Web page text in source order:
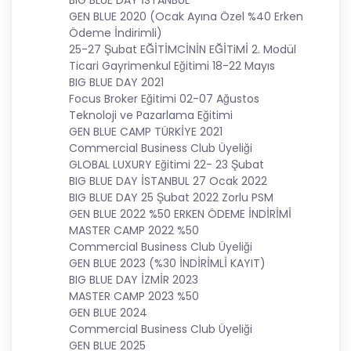
5. İlgili Mevzuatta Öngörülen veya İşlendikleri
Amaç İçin Gerekli Olan Süre Kadar Muhafaza
CB Gayrimenkul Franchising Pazarlama ve
Danışmanlık Hizmetleri A.Ş. Türk Ceza Kanunu’nun
138. maddesine ve KVK Kanunu’nun 4. ve 7.
maddelerine uygun olarak; işledikleri kişisel verileri,
yalnızca ilgili mevzuat ve kanunlarda öngörülen
veya kişisel veri işleme amacının gerektirdiği süre
kadar muhafaza edecektir. CB Gayrimenkul
Franchising Pazarlama ve Danışmanlık Hizmetleri
A.Ş. öncelikle ilgili mevzuatta kişisel verilerin
saklanması için bir süre öngörülüp
öngörülmediğini tespit edecek, bir süre
belirlenmişse bu süreye uygun davranacak, bir
süre belirlenmemişse kişisel verileri işlendikleri
amaç için gerekli olan süre kadar muhafaza
edecektir. Sürenin bitimi veya işlenmesini
gerektiren sebeplerin ortadan kalkması halinde
kişisel veriler CB CB Gayrimenkul Franchising
Pazarlama ve Danışmanlık Hizmetleri A.Ş.
GEN BLUE 2020 (Ocak Ayına Özel %40 Erken
Ödeme İndirimli)
25-27 Şubat EĞİTİMCİNİN EĞİTiMİ 2. Modül
Ticari Gayrimenkul Eğitimi 18-22 Mayıs
BIG BLUE DAY 2021
Focus Broker Eğitimi 02-07 Ağustos
Teknoloji ve Pazarlama Eğitimi
GEN BLUE CAMP TÜRKİYE 2021
Commercial Business Club Üyeliği
GLOBAL LUXURY Eğitimi 22- 23 Şubat
BIG BLUE DAY İSTANBUL 27 Ocak 2022
BIG BLUE DAY 25 Şubat 2022 Zorlu PSM
GEN BLUE 2022 %50 ERKEN ÖDEME İNDİRİMİ
MASTER CAMP 2022 %50
Commercial Business Club Üyeliği
GEN BLUE 2023 (%30 İNDİRİMLİ KAYIT)
BIG BLUE DAY İZMİR 2023
MASTER CAMP 2023 %50
GEN BLUE 2024
Commercial Business Club Üyeliği
GEN BLUE 2025